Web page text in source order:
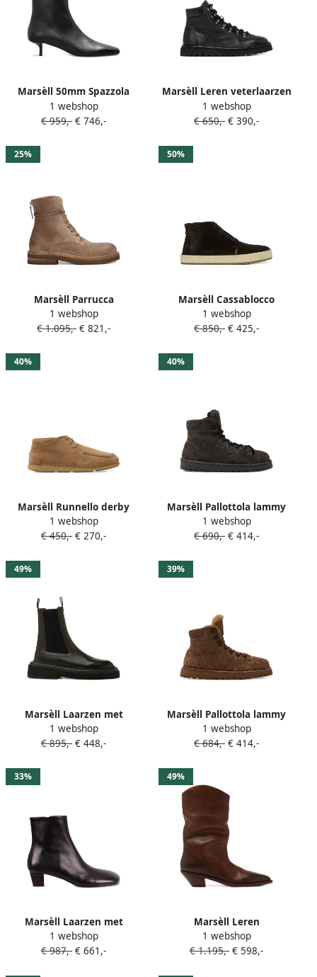
Marsèll 50mm Spazzola
laarzen met vierkante neus
Zwart
1 webshop
€ 959,- € 746,-
Marsèll Leren veterlaarzen
Zwart
1 webshop
€ 650,- € 390,-
25%
Marsèll Parrucca
enkellaarzen met veters
Beige
1 webshop
€ 1.095,- € 821,-
50%
Marsèll Cassablocco
veterlaarzen Bruin
1 webshop
€ 850,- € 425,-
40%
Marsèll Runnello derby
veterschoenen Bruin
1 webshop
€ 450,- € 270,-
40%
Marsèll Pallottola lammy
veterlaarzen Grijs
1 webshop
€ 690,- € 414,-
49%
Marsèll Laarzen met
plateauzool Groen
1 webshop
€ 895,- € 448,-
39%
Marsèll Pallottola lammy
veterlaarzen Bruin
1 webshop
€ 684,- € 414,-
33%
Marsèll Laarzen met
vierkante neus Zwart
1 webshop
€ 987,- € 661,-
49%
Marsèll Leren
cowboylaarzen met puntige
neus Bruin
1 webshop
€ 1.195,- € 598,-